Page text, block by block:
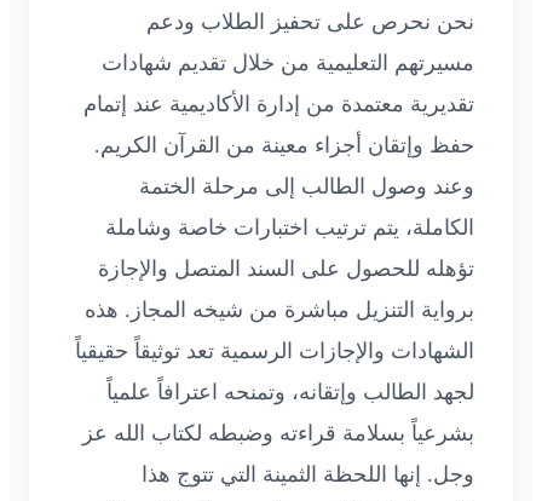
نحن نحرص على تحفيز الطلاب ودعم
مسيرتهم التعليمية من خلال تقديم شهادات
تقديرية معتمدة من إدارة الأكاديمية عند إتمام
حفظ وإتقان أجزاء معينة من القرآن الكريم.
وعند وصول الطالب إلى مرحلة الختمة
الكاملة، يتم ترتيب اختبارات خاصة وشاملة
تؤهله للحصول على السند المتصل والإجازة
برواية التنزيل مباشرة من شيخه المجاز. هذه
الشهادات والإجازات الرسمية تعد توثيقاً حقيقياً
لجهد الطالب وإتقانه، وتمنحه اعترافاً علمياً
بشرعياً بسلامة قراءته وضبطه لكتاب الله عز
وجل. إنها اللحظة الثمينة التي تتوج هذا